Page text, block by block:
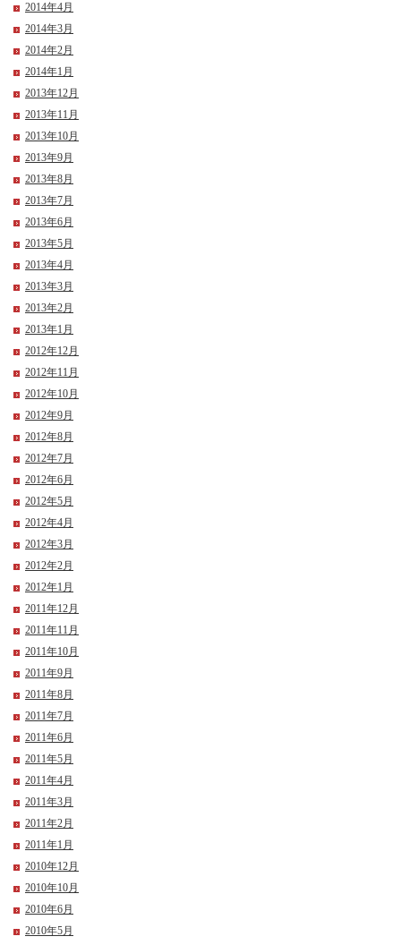
2014年4月
2014年3月
2014年2月
2014年1月
2013年12月
2013年11月
2013年10月
2013年9月
2013年8月
2013年7月
2013年6月
2013年5月
2013年4月
2013年3月
2013年2月
2013年1月
2012年12月
2012年11月
2012年10月
2012年9月
2012年8月
2012年7月
2012年6月
2012年5月
2012年4月
2012年3月
2012年2月
2012年1月
2011年12月
2011年11月
2011年10月
2011年9月
2011年8月
2011年7月
2011年6月
2011年5月
2011年4月
2011年3月
2011年2月
2011年1月
2010年12月
2010年10月
2010年6月
2010年5月